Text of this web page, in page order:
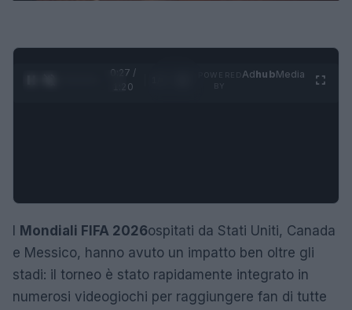
0:28 /
1:20
AdhubMedia
Mondiali FIFA 2026ospitati da Stati Uniti, Canada
e Messico, hanno avuto un impatto ben oltre gli
stadi: il torneo è stato rapidamente integrato in
numerosi videogiochi per raggiungere fan di tutte